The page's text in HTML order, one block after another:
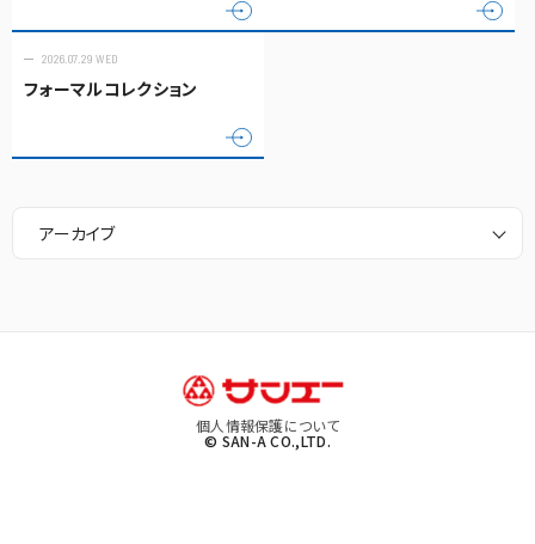
2026.07.29 WED
フォーマルコレクション
アーカイブ
個人情報保護について
© SAN-A CO.,LTD.